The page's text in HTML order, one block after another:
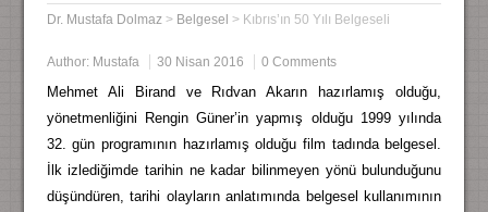
Dr. Mustafa Dolmaz> Belgesel > Kıbrıs’ın 50 Yılı Belgeseli
Author: Mustafa 30 Nisan 2016 0 Comments
Mehmet Ali Birand ve Rıdvan Akarın hazırlamış olduğu,
yönetmenliğini Rengin Güner’in yapmış olduğu 1999 yılında
32. gün programının hazırlamış olduğu film tadında belgesel.
İlk izlediğimde tarihin ne kadar bilinmeyen yönü bulunduğunu
düşündüren, tarihi olayların anlatımında belgesel kullanımının